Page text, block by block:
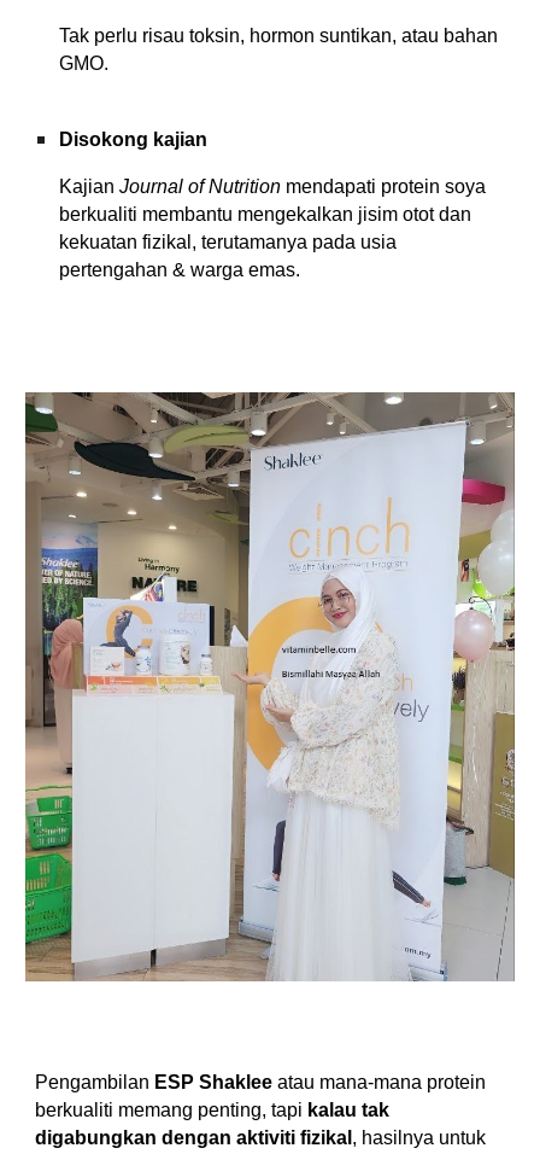
Tak perlu risau toksin, hormon suntikan, atau bahan
GMO.
Disokong kajian
KajianJournal of Nutrition mendapati protein soya
berkualiti membantu mengekalkan jisim otot dan
kekuatan fizikal, terutamanya pada usia
pertengahan & warga emas.
Pengambilan ESP Shaklee atau mana-mana protein
berkualiti memang penting, tapi kalau tak
digabungkan dengan aktiviti fizikal , hasilnya untuk